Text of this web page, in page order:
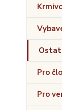
Pro
Pro